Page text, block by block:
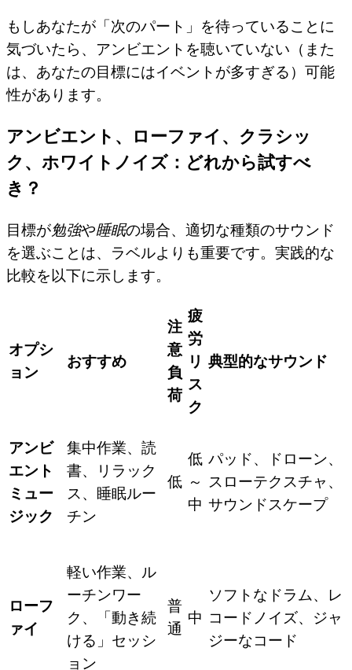
もしあなたが「次のパート」を待っていることに
気づいたら、アンビエントを聴いていない（また
は、あなたの目標にはイベントが多すぎる）可能
性があります。
アンビエント、ローファイ、クラシッ
ク、ホワイトノイズ：どれから試すべ
き？
目標が勉強や睡眠の場合、適切な種類のサウンド
を選ぶことは、ラベルよりも重要です。実践的な
比較を以下に示します。
オプシ
ョン
おすすめ
注
意
負
荷
疲
労
リ
ス
ク
典型的なサウンド
アンビ
エント
ミュー
ジック
集中作業、読
書、リラック
ス、睡眠ルー
チン
低
低
～
中
パッド、ドローン、
スローテクスチャ、
サウンドスケープ
ローフ
ァイ
軽い作業、ル
ーチンワー
ク、「動き続
ける」セッシ
ョン
普
通
中
ソフトなドラム、レ
コードノイズ、ジャ
ジーなコード